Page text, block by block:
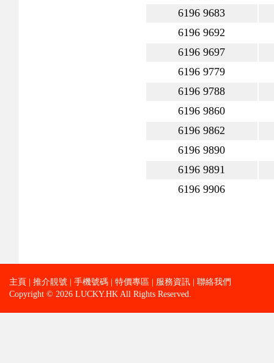
6196 9683
6196 9692
6196 9697
6196 9779
6196 9788
6196 9860
6196 9862
6196 9890
6196 9891
6196 9906
主頁 推介靚號 手機號碼 特價專區 服務資訊
聯絡我們
Copyright © 2026 LUCKY.HK All Rights Reserved.